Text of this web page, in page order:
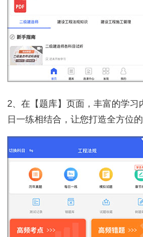
2、在【题库】页面，丰富的学
日一练相结合，让您打造全方位